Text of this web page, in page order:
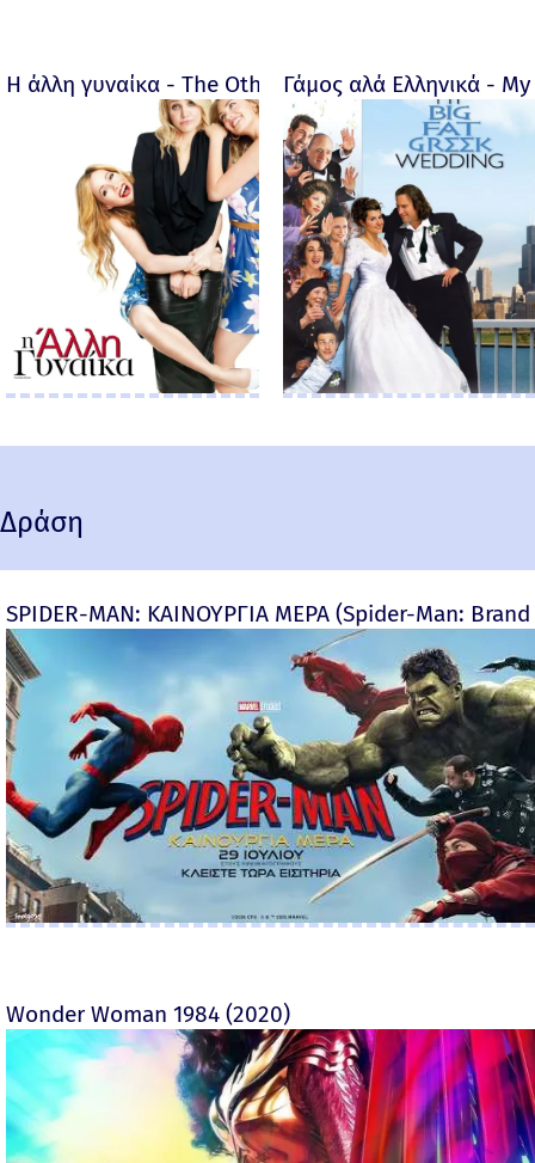
Η άλλη γυναίκα - The Other Woman – 2014
Γάμος αλά Ελληνικά -
Δράση
SPIDER-MAN: ΚΑΙΝΟΥΡΓΙΑ ΜΕΡΑ (Spider-Man:
Wonder Woman 1984 (2020)